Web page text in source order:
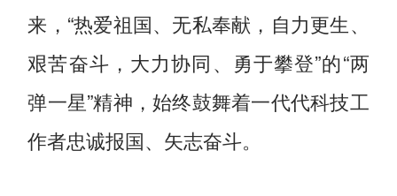
来，“热爱祖国、无私奉献，自力更生、
艰苦奋斗，大力协同、勇于攀登”的“两
弹一星”精神，始终鼓舞着一代代科技工
作者忠诚报国、矢志奋斗。